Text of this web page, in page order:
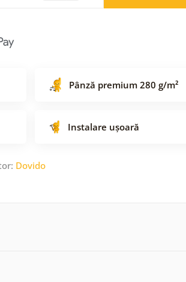
Pânză premium 280 g/m²
Instalare ușoară
Dovido